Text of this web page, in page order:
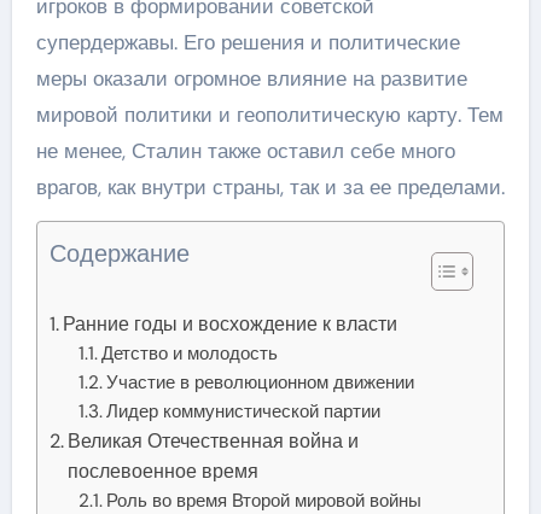
игроков в формировании советской
супердержавы. Его решения и политические
меры оказали огромное влияние на развитие
мировой политики и геополитическую карту. Тем
не менее, Сталин также оставил себе много
врагов, как внутри страны, так и за ее пределами.
Содержание
Ранние годы и восхождение к власти
Детство и молодость
Участие в революционном движении
Лидер коммунистической партии
Великая Отечественная война и
послевоенное время
Роль во время Второй мировой войны